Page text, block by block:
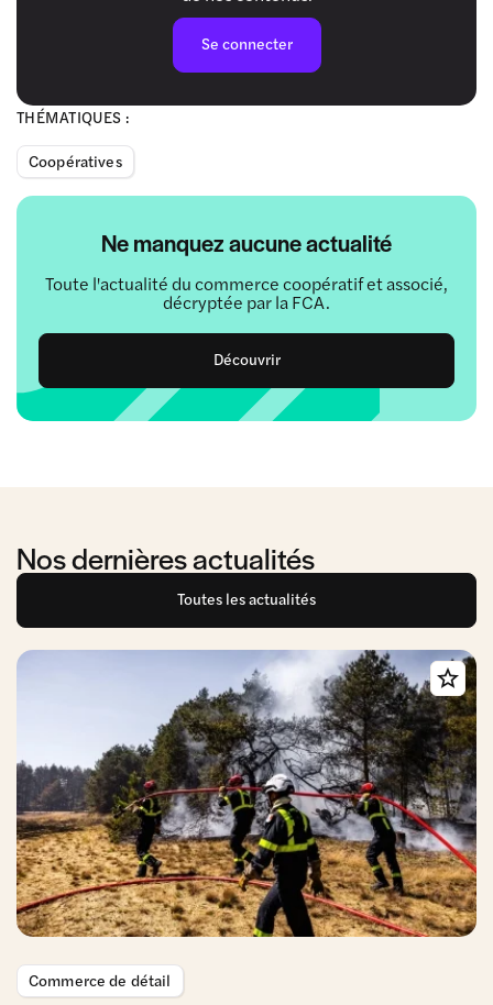
THÉMATIQUES :
Coopératives
Ne manquez aucune actualité
Toute l'actualité du commerce coopératif et associé,
décryptée par la FCA.
Découvrir
Se connecter
Nos dernières actualités
Toutes les actualités
Commerce de détail